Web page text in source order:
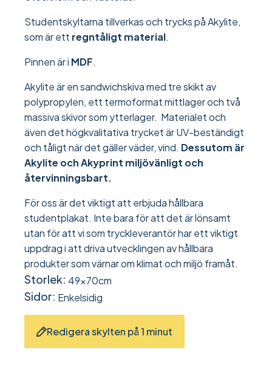
Studentskyltarna tillverkas och trycks på Akylite,
som är ett regntåligt material.
Pinnen är i MDF.
Akylite är en sandwichskiva med tre skikt av
polypropylen, ett termoformat mittlager och två
massiva skivor som ytterlager. Materialet och
även det högkvalitativa trycket är UV-beständigt
och tåligt när det gäller väder, vind. Dessutom är
Akylite och Akyprint miljövänligt och
återvinningsbart.
För oss är det viktigt att erbjuda hållbara
studentplakat. Inte bara för att det är lönsamt
utan för att vi som tryckleverantör har ett viktigt
uppdrag i att driva utvecklingen av hållbara
produkter som värnar om klimat och miljö framåt.
Storlek: 49x70cm
Sidor: Enkelsidig
Redigera skylten på 1 minut